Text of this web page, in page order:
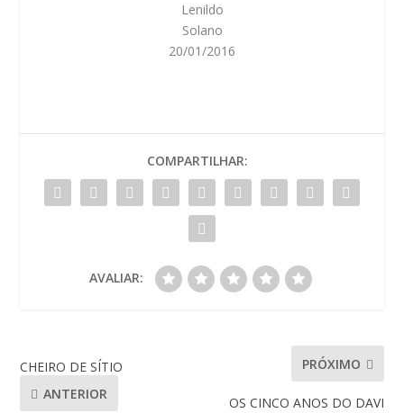
Lenildo
Solano
20/01/2016
COMPARTILHAR:
AVALIAR:
CHEIRO DE SÍTIO
ANTERIOR
PRÓXIMO
OS CINCO ANOS DO DAVI